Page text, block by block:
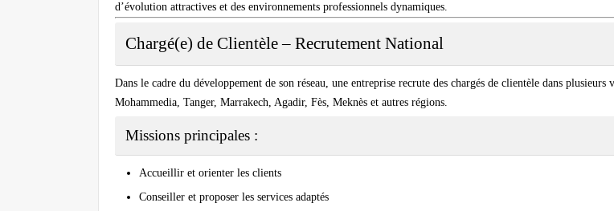
d’évolution attractives et des environnements professionnels dynamiques.
Chargé(e) de Clientèle – Recrutement National
Dans le cadre du développement de son réseau, une entreprise recrute des chargés de clientèle dans plusieurs
Mohammedia, Tanger, Marrakech, Agadir, Fès, Meknès et autres régions.
Missions principales :
Accueillir et orienter les clients
Conseiller et proposer les services adaptés